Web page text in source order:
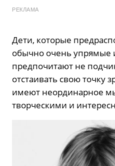
РЕКЛАМА
Дети, которые
обычно очень
предпочитают не
отстаивать свою точку
имеют неординарное
творческими и